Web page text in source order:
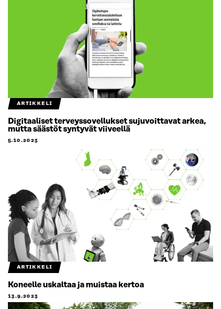
ARTIKKELI
Digitaaliset terveyssovellukset sujuvoittavat arkea,
mutta säästöt syntyvät viiveellä
5.10.2023
ARTIKKELI
Koneelle uskaltaa ja muistaa kertoa
13.9.2023